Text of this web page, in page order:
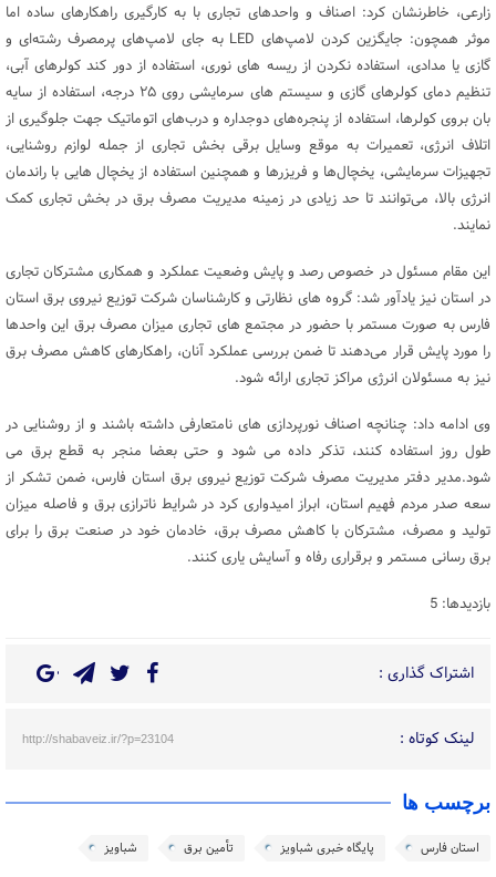
زارعی، خاطرنشان کرد: اصناف و واحد‌های تجاری با به کارگیری راهکار‌های ساده اما
موثر همچون: جایگزین کردن لامپ‌های LED به جای لامپ‌های پرمصرف رشته‌ای و
گازی یا مدادی، استفاده نکردن از ریسه های نوری، استفاده از دور کند کولرهای آبی،
تنظیم دمای کولرهای گازی و سیستم های سرمایشی روی ۲۵ درجه، استفاده از سایه
بان بروی کولرها، استفاده از پنجره‌های دوجداره و درب‌های اتوماتیک جهت جلوگیری از
اتلاف انرژی، تعمیرات به موقع وسایل برقی بخش تجاری از جمله لوازم روشنایی،
تجهیزات سرمایشی، یخچال‌ها و فریزرها و همچنین استفاده از یخچال هایی با راندمان
انرژی بالا، می‌توانند تا حد زیادی در زمینه مدیریت مصرف برق در بخش تجاری کمک
نمایند.
این مقام مسئول در خصوص رصد و پایش وضعیت عملکرد و همکاری مشترکان تجاری
در استان نیز یادآور شد: گروه های نظارتی و کارشناسان شرکت توزیع نیروی برق استان
فارس به صورت مستمر با حضور در مجتمع های تجاری میزان مصرف برق این واحدها
را مورد پایش قرار می‌دهند تا ضمن بررسی عملکرد آنان، راهکارهای کاهش مصرف برق
نیز به مسئولان انرژی مراکز تجاری ارائه شود.
وی ادامه داد: چنانچه اصناف نورپردازی های نامتعارفی داشته باشند و از روشنایی در
طول روز استفاده کنند، تذکر داده می شود و حتی بعضا منجر به قطع برق می
شود.مدیر دفتر مدیریت مصرف شرکت توزیع نیروی برق استان فارس، ضمن تشکر از
سعه صدر مردم فهیم استان، ابراز امیدواری کرد در شرایط ناترازی برق و فاصله میزان
تولید و مصرف، مشترکان با کاهش مصرف برق، خادمان خود در صنعت برق را برای
برق رسانی مستمر و برقراری رفاه و آسایش یاری کنند.
بازدیدها: 5
اشتراک گذاری :
لینک کوتاه : http://shabaveiz.ir/?p=23104
برچسب ها
استان فارس پایگاه خبری شباویز تأمین برق شباویز